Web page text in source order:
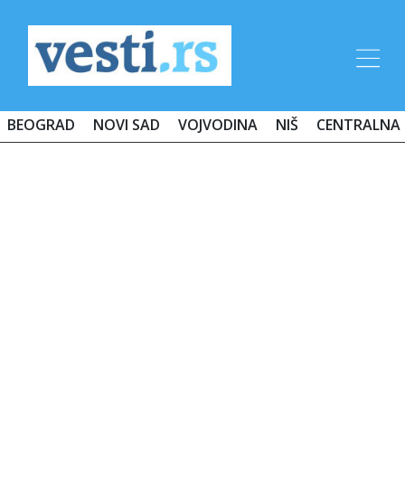
BEOGRAD NOVI SAD VOJVODINA NIŠ CENTRALNA